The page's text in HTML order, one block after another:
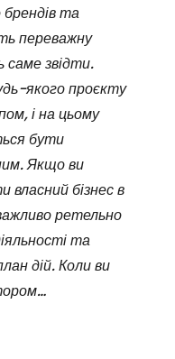
та
переважну
саме звідти.
якого проєкту
і на цьому
бути
Якщо ви
власний бізнес в
ретельно
та
дій. Коли ви